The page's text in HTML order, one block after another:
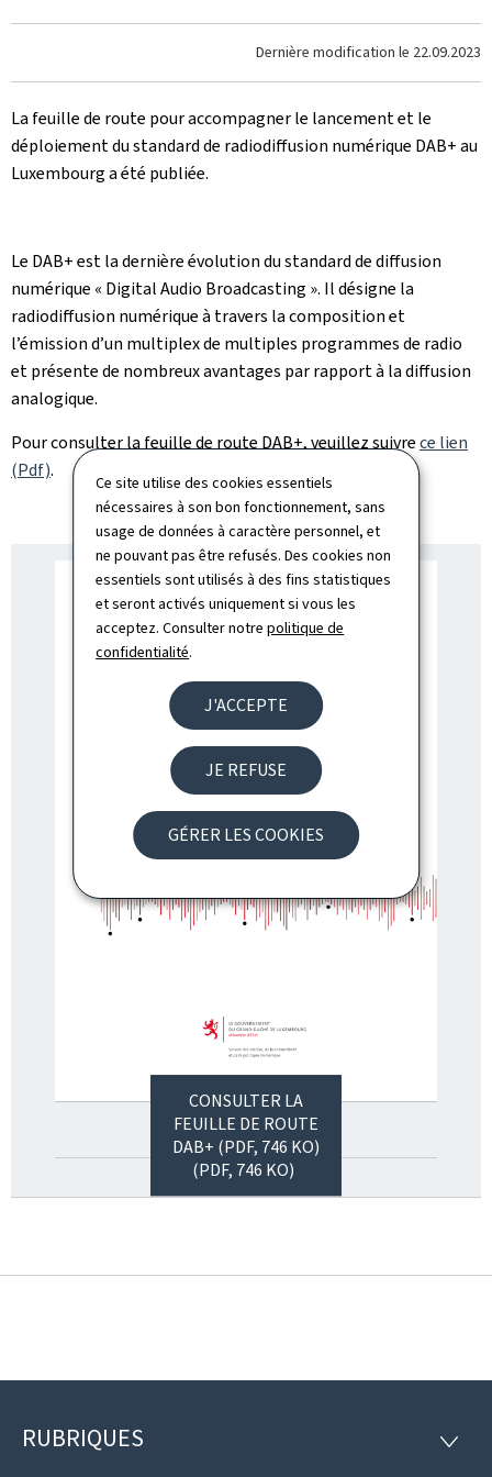
Ce site utilise des cookies essentiels
nécessaires à son bon fonctionnement, sans
usage de données à caractère personnel, et
ne pouvant pas être refusés. Des cookies non
essentiels sont utilisés à des fins statistiques
et seront activés uniquement si vous les
acceptez. Consulter notrepolitique de
confidentialité.
J'ACCEPTE
JE REFUSE
GÉRER LES COOKIES
Dernière modification le 22.09.2023
La feuille de route pour accompagner le lancement et le
déploiement du standard de radiodiffusion numérique DAB+ au
Luxembourg a été publiée.
Le DAB+ est la dernière évolution du standard de diffusion
numérique « Digital Audio Broadcasting ». Il désigne la
radiodiffusion numérique à travers la composition et
l’émission d’un multiplex de multiples programmes de radio
et présente de nombreux avantages par rapport à la diffusion
analogique.
Pour consulter la feuille de route DAB+, veuillez suivrece lien
(Pdf).
CONSULTER LA
FEUILLE DE ROUTE
DAB+ (PDF, 746 KO)
(PDF, 746 KO)
Pied
RUBRIQUES